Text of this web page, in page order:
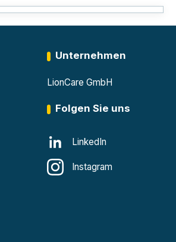
Unternehmen
LionCare GmbH
Folgen Sie uns
LinkedIn
Instagram